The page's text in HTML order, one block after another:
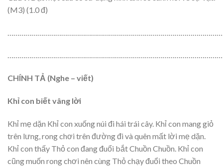
(M3) (1.0 đ)
CHÍNH TẢ (Nghe – viết)
Khỉ con biết vâng lời
Khỉ mẹ dặn Khỉ con xuống núi đi hái trái cây. Khỉ con mang giỏ
trên lưng, rong chơi trên đường đi và quên mất lời mẹ dặn.
Khỉ con thấy Thỏ con đang đuổi bắt Chuồn Chuồn. Khỉ con
cũng muốn rong chơi nên cùng Thỏ chạy đuổi theo Chuồn